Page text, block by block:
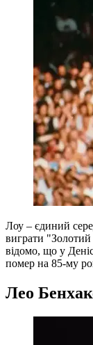
Лоу – єдиний
виграти "Золотий
відомо, що у
помер на 85-му
Лео